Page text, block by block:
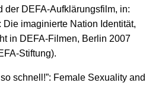
der DEFA-Aufklärungsfilm, in:
Die imaginierte Nation Identität,
in DEFA-Filmen, Berlin 2007
Stiftung).
schnell!”: Female Sexuality and